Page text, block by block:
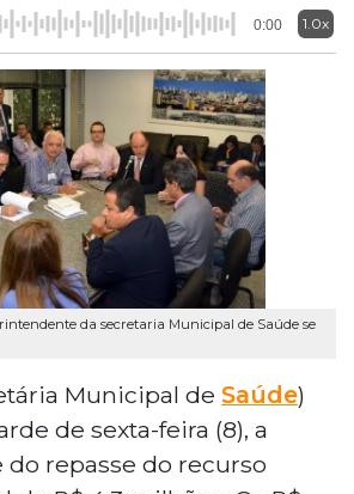
0:00 1.0x
da secretaria Municipal de Saúde se
Municipal de Saúde)
de sexta-feira (8), a
repasse do recurso